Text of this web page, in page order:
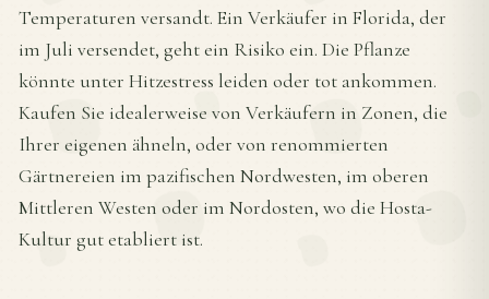
Temperaturen versandt. Ein Verkäufer in Florida, der
im Juli versendet, geht ein Risiko ein. Die Pflanze
könnte unter Hitzestress leiden oder tot ankommen.
Kaufen Sie idealerweise von Verkäufern in Zonen, die
Ihrer eigenen ähneln, oder von renommierten
Gärtnereien im pazifischen Nordwesten, im oberen
Mittleren Westen oder im Nordosten, wo die Hosta-
Kultur gut etabliert ist.